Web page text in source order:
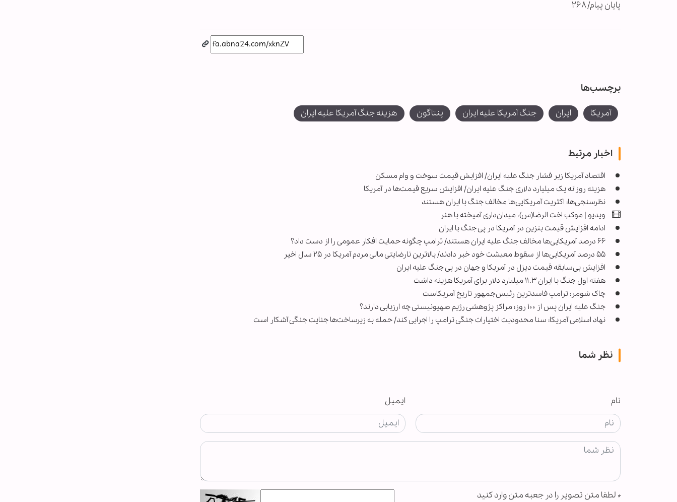
پایان پیام/ ۲۶۸
برچسب‌ها
آمریکا ایران جنگ آمریکا علیه ایران پنتاگون هزینه جنگ آمریکا علیه ایران
اخبار مرتبط
اقتصاد آمریکا زیر فشار جنگ علیه ایران/ افزایش قیمت سوخت و وام مسکن
هزینه روزانه یک میلیارد دلاری جنگ علیه ایران/ افزایش سریع قیمت‌ها در آمریکا
نظرسنجی‌ها: اکثریت آمریکایی‌ها مخالف جنگ با ایران هستند
ویدیو | موکب اخت الرضا(س)، میدان‌داری آمیخته با هنر
ادامه افزایش قیمت بنزین در آمریکا در پی جنگ با ایران
۶۶ درصد آمریکایی‌ها مخالف جنگ علیه ایران هستند/ ترامپ چگونه حمایت افکار عمومی را از دست داد؟
۵۵ درصد آمریکایی‌ها از سقوط معیشت خود خبر دادند/ بالاترین نارضایتی مالی مردم آمریکا در ۲۵ سال اخیر
افزایش بی‌سابقه قیمت دیزل در آمریکا و جهان در پی جنگ علیه ایران
هفته اول جنگ با ایران ۱۱.۳ میلیارد دلار برای آمریکا هزینه داشت
چاک شومر: ترامپ فاسدترین رئیس‌جمهور تاریخ آمریکاست
جنگ علیه ایران پس از ۱۰۰ روز؛ مراکز پژوهشی رژیم صهیونیستی چه ارزیابی‌ دارند؟
نهاد اسلامی آمریکا: سنا محدودیت اختیارات جنگی ترامپ را اجرایی کند/ حمله به زیرساخت‌ها جنایت جنگی آشکار است
نظر شما
نام ایمیل
* لطفا متن تصویر را در جعبه متن وارد کنید